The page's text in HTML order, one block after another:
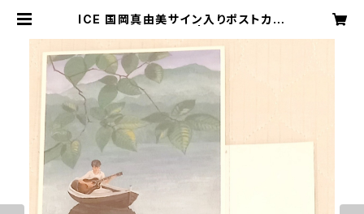
ICE 国岡真由美サイン入りポストカー
rom The Sun LLC